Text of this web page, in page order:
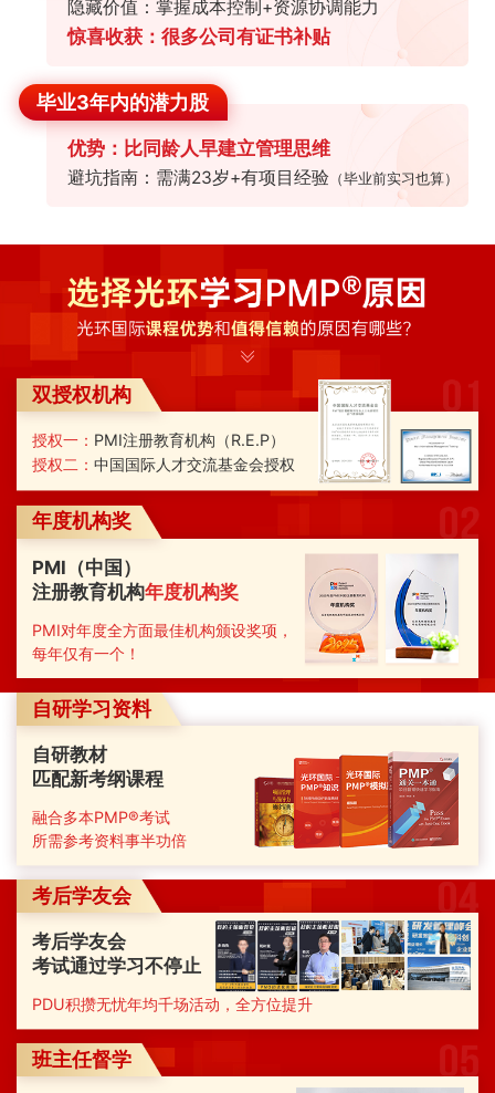
隐藏价值：掌握成本控制+资源协调能力
惊喜收获：很多公司有证书补贴
毕业3年内的潜力股
优势：比同龄人早建立管理思维
避坑指南：需满23岁+有项目经验 （毕业前实习也算）
双授权机构
授权一： PMI注册教育机构（R.E.P）
授权二： 中国国际人才交流基金会授权
年度机构奖
PMI（中国）
注册教育机构年度机构奖
PMI对年度全方面最佳机构颁设奖项，
每年仅有一个！
自研学习资料
自研教材
匹配新考纲课程
融合多本PMP®考试
所需参考资料事半功倍
考后学友会
考后学友会
考试通过学习不停止
PDU积攒无忧年均千场活动，全方位提升
班主任督学